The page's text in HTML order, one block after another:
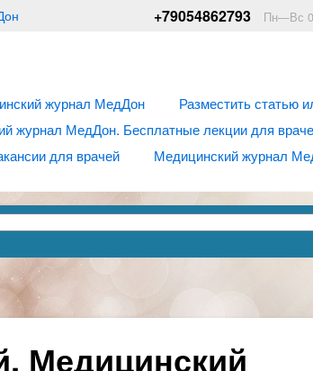
+79054862793 Пн—Вс
журнал МедДон
Разместить статью
журнал МедДон. Бесплатные лекции для
для врачей Медицинский журнал
Медицинский